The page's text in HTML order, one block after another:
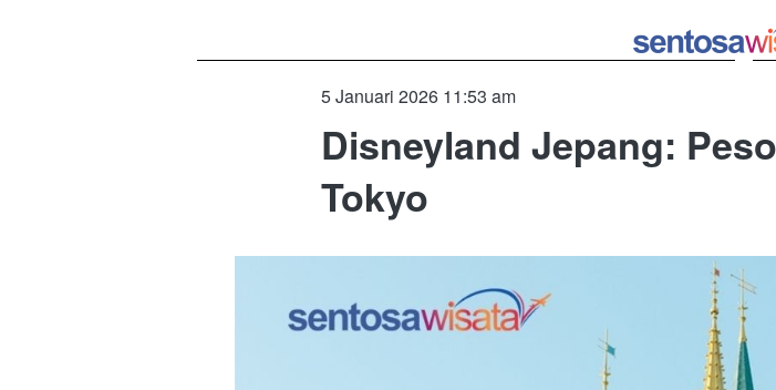
5 Januari 2026 11:53 am
Disneyland Jepang:
Tokyo